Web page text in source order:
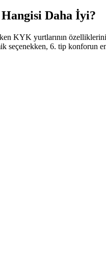
Daha İyi?
KYK yurtlarının
seçenekken, 6. tip konforun